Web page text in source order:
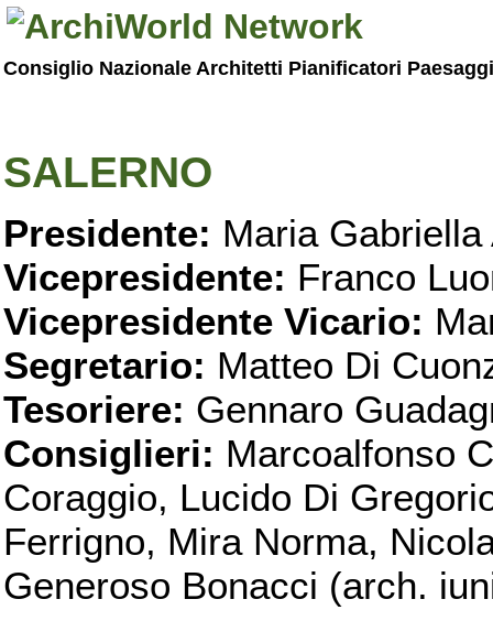
Consiglio Nazionale Architetti Pianificatori
SALERNO
Presidente: Maria Gabriella
Vicepresidente: Franco
Vicepresidente Vicario:
Segretario: Matteo Di
Tesoriere: Gennaro
Consiglieri: Marcoalfonso
Coraggio, Lucido Di
Ferrigno, Mira Norma,
Generoso Bonacci (arch.